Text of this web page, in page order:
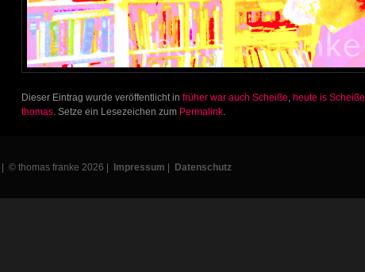
Dieser Eintrag wurde veröffentlicht in früher war auch Scheiße heute is Scheiße
thomas. Setze ein Lesezeichen zum Permalink.
| © thomas franke 2026 | Impressum Datenschutz